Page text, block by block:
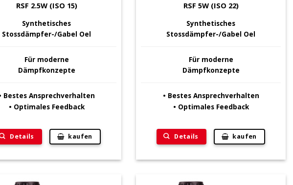
RSF 2.5W (ISO 15)
Synthetisches
Stossdämpfer-/Gabel Oel
Für moderne
Dämpfkonzepte
Bestes Ansprechverhalten
• Optimales Feedback
Details kaufen
RSF 5W (ISO 22)
Synthetisches
Stossdämpfer-/Gabel Oel
Für moderne
Dämpfkonzepte
• Bestes Ansprechverhalten
• Optimales Feedback
Details kaufen